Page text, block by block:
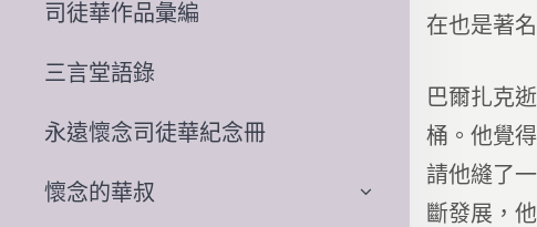
司徒華作品彙編
三言堂語錄
永遠懷念司徒華紀念冊
懷念的華叔
在也是著
巴爾扎克
桶。他覺
請他縫了
斷發展，